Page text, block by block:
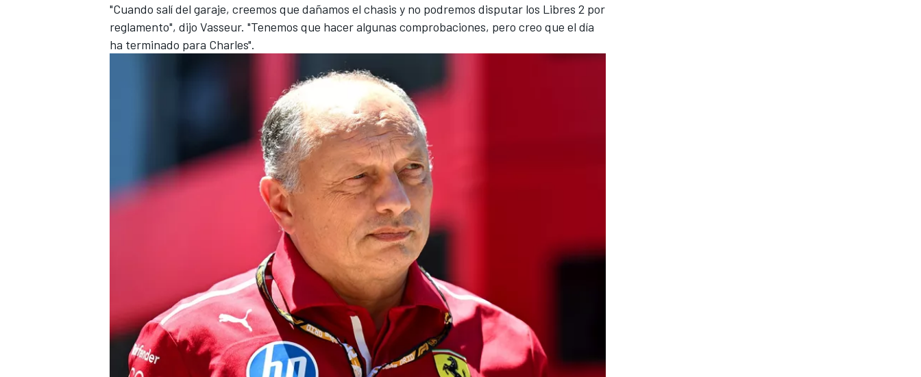
MÁS CATEGORÍAS
"Cuando salí del garaje, creemos que dañamos el chasis y no podremos disputar los Libres 2 por
reglamento", dijo Vasseur. "Tenemos que hacer algunas comprobaciones, pero creo que el día
ha terminado para Charles".